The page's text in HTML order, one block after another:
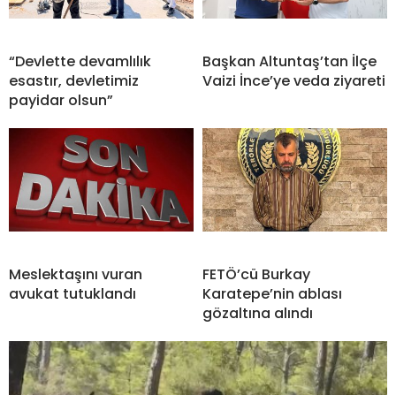
“Devlette devamlılık
esastır, devletimiz
payidar olsun”
Başkan Altuntaş’tan İlçe
Vaizi İnce’ye veda ziyareti
Meslektaşını vuran
avukat tutuklandı
FETÖ’cü Burkay
Karatepe’nin ablası
gözaltına alındı